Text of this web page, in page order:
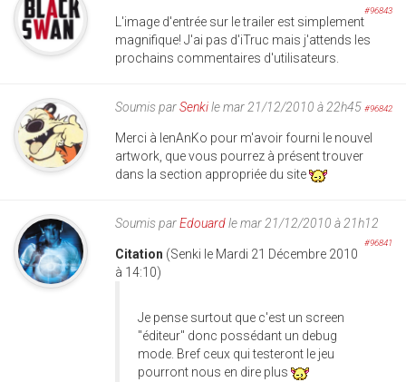
#96843
L'image d'entrée sur le trailer est simplement
magnifique! J'ai pas d'iTruc mais j'attends les
prochains commentaires d'utilisateurs.
Soumis parSenkile mar 21/12/2010 à 22h45 #96842
Merci à IenAnKo pour m'avoir fourni le nouvel
artwork, que vous pourrez à présent trouver
dans la section appropriée du site
Soumis parEdouardle mar 21/12/2010 à 21h12
#96841
Citation (Senki le Mardi 21 Décembre 2010
à 14:10)
Je pense surtout que c'est un screen
"éditeur" donc possédant un debug
mode. Bref ceux qui testeront le jeu
pourront nous en dire plus